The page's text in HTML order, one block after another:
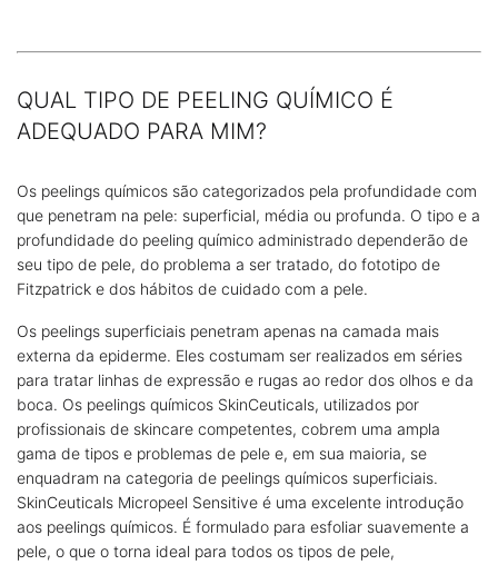
QUAL TIPO DE PEELING QUÍMICO É
ADEQUADO PARA MIM?
Os peelings químicos são categorizados pela profundidade com
que penetram na pele: superficial, média ou profunda. O tipo e a
profundidade do peeling químico administrado dependerão de
seu tipo de pele, do problema a ser tratado, do fototipo de
Fitzpatrick e dos hábitos de cuidado com a pele.
Os peelings superficiais penetram apenas na camada mais
externa da epiderme. Eles costumam ser realizados em séries
para tratar linhas de expressão e rugas ao redor dos olhos e da
boca. Os peelings químicos SkinCeuticals, utilizados por
profissionais de skincare competentes, cobrem uma ampla
gama de tipos e problemas de pele e, em sua maioria, se
enquadram na categoria de peelings químicos superficiais.
SkinCeuticals Micropeel Sensitive é uma excelente introdução
aos peelings químicos. É formulado para esfoliar suavemente a
pele, o que o torna ideal para todos os tipos de pele,